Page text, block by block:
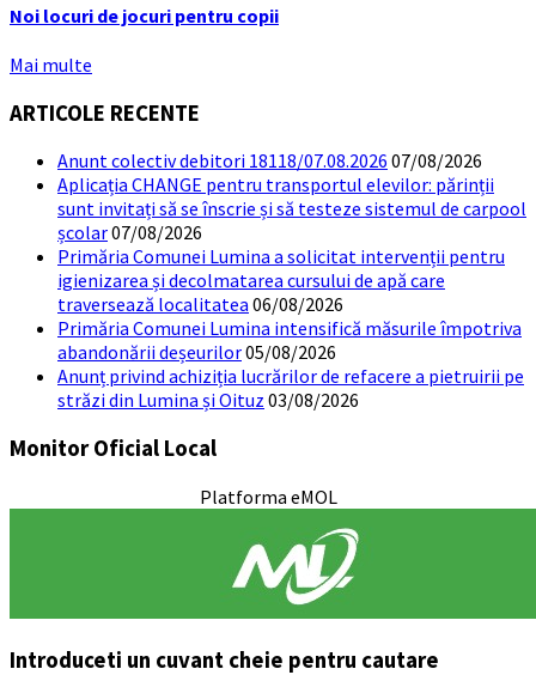
Noi locuri de jocuri pentru copii
Mai multe
ARTICOLE RECENTE
Anunt colectiv debitori 18118/07.08.2026 07/08/2026
Aplicația CHANGE pentru transportul elevilor: părinții
sunt invitați să se înscrie și să testeze sistemul de carpool
școlar07/08/2026
Primăria Comunei Lumina a solicitat intervenții pentru
igienizarea și decolmatarea cursului de apă care
traversează localitatea 06/08/2026
Primăria Comunei Lumina intensifică măsurile împotriva
abandonării deșeurilor05/08/2026
Anunț privind achiziția lucrărilor de refacere a pietruirii pe
străzi din Lumina și Oituz 03/08/2026
Monitor Oficial Local
Platforma eMOL
Introduceti un cuvant cheie pentru cautare